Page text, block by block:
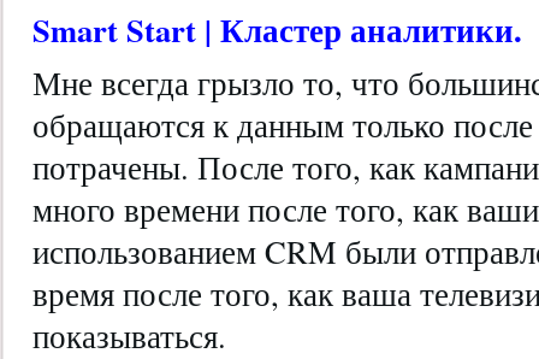
Smart Start | Кластер аналитики.
Мне всегда грызло то, что
обращаются к данным только после
потрачены. После того, как
много времени после того, как
использованием CRM были
время после того, как ваша
показываться.